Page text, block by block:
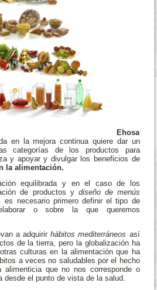
Ehosa
en la mejora continua quiere dar un
categorías de los productos para
y apoyar y divulgar los beneficios de
la alimentación.
equilibrada y en el caso de los
de productos y diseño de menús
es necesario primero definir el tipo de
o sobre la que queremos
a adquirirhábitos mediterráneos así
de la tierra, pero la globalización ha
culturas en la alimentación que ha
a veces no saludables por el hecho
alimenticia que no nos corresponde o
desde el punto de vista de la salud.